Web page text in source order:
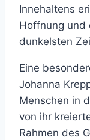
Innehaltens
Hoffnung und
dunkelsten
Eine
Johanna
Menschen in
von ihr
Rahmen des